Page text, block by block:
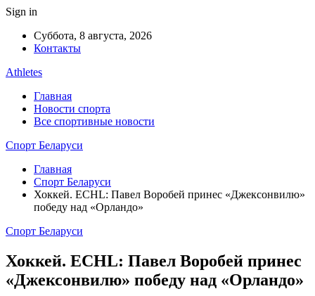
Sign in
Суббота, 8 августа, 2026
Контакты
Athletes
Главная
Новости спорта
Все спортивные новости
Спорт Беларуси
Главная
Спорт Беларуси
Хоккей. ECHL: Павел Воробей принес «Джексонвилю»
победу над «Орландо»
Спорт Беларуси
Хоккей. ECHL: Павел Воробей принес
«Джексонвилю» победу над «Орландо»